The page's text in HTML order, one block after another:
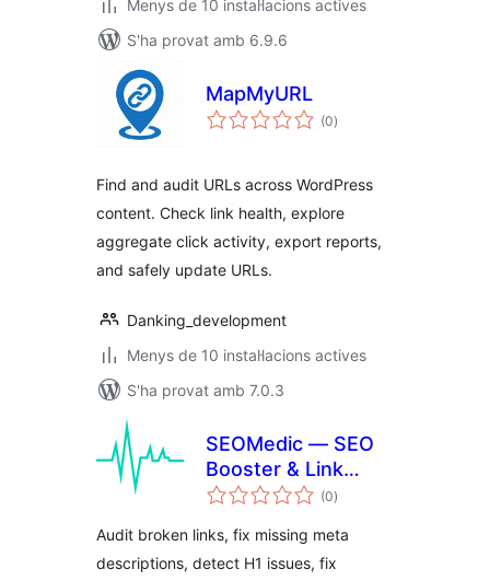
Menys de 10 instal·lacions actives
S'ha provat amb 6.9.6
MapMyURL
(0puntuacions
totals
)
Find and audit URLs across WordPress
content. Check link health, explore
aggregate click activity, export reports,
and safely update URLs.
Danking_development
Menys de 10 instal·lacions actives
S'ha provat amb 7.0.3
SEOMedic — SEO
Booster & Link
Auditor
(0puntuacions
totals
)
Audit broken links, fix missing meta
descriptions, detect H1 issues, fix